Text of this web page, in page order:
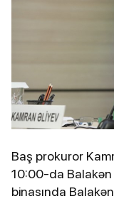
Baş prokuror
10:00-da
binasında